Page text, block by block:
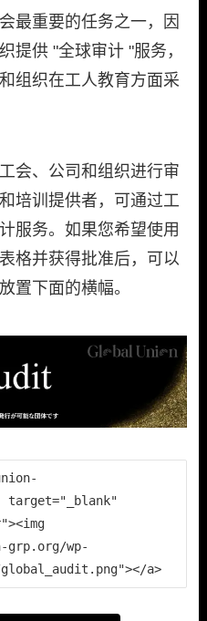
最重要的任务之一，因
提供 "全球审计 "服务，
组织在工人教育方面采
会、公司和组织进行审
培训提供者，可通过工
服务。如果您希望使用
格并获得批准后，可以
置下面的横幅。
wp-
a>